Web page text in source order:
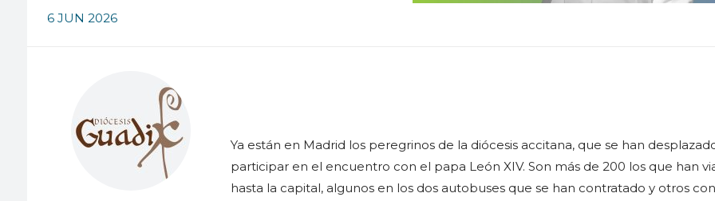
6 JUN 2026
Ya están en Madrid los peregrinos de la diócesis accitana, que se han
participar en el encuentro con el papa León XIV. Son más de 200 los que han
hasta la capital, algunos en los dos autobuses que se han contratado y otros con